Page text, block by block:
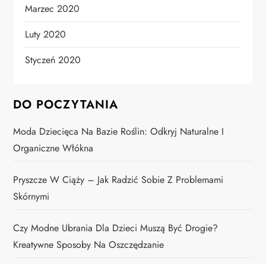
Marzec 2020
Luty 2020
Styczeń 2020
DO POCZYTANIA
Moda Dziecięca Na Bazie Roślin: Odkryj Naturalne I
Organiczne Włókna
Pryszcze W Ciąży – Jak Radzić Sobie Z Problemami
Skórnymi
Czy Modne Ubrania Dla Dzieci Muszą Być Drogie?
Kreatywne Sposoby Na Oszczędzanie